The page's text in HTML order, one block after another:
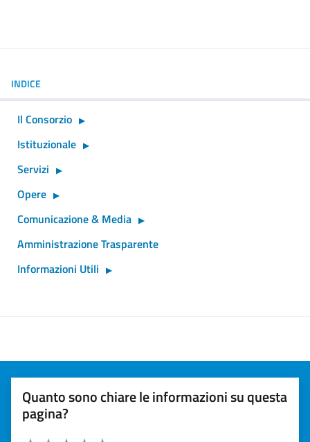
INDICE
Il Consorzio
Istituzionale
Servizi
Opere
Comunicazione & Media
Amministrazione Trasparente
Informazioni Utili
Quanto sono chiare le informazioni su questa
pagina?